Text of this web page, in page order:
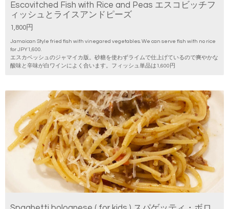
Escovitched Fish with Rice and Peas エスコビッチフ
ィッシュとライスアンドピーズ
1,800円
Jamaican Style fried fish with vinegared vegetables. We can serve fish with no rice
for JPY1,600.
エスカベッシュのジャマイカ版。砂糖を使わずライムで仕上げているので爽やかな
酸味と辛味が白ワインによく合います。フィッシュ単品は1,600円